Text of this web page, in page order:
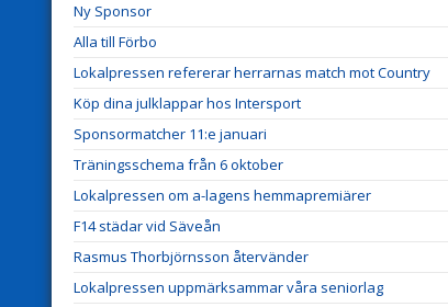
Ny Sponsor
Alla till Förbo
Lokalpressen refererar herrarnas match mot Country
Köp dina julklappar hos Intersport
Sponsormatcher 11:e januari
Träningsschema från 6 oktober
Lokalpressen om a-lagens hemmapremiärer
F14 städar vid Säveån
Rasmus Thorbjörnsson återvänder
Lokalpressen uppmärksammar våra seniorlag